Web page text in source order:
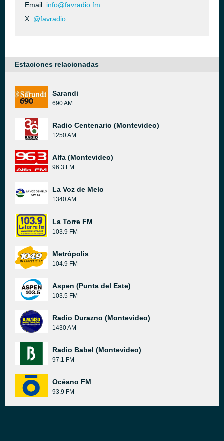
Email: info@favradio.fm
X: @favradio
Estaciones relacionadas
Sarandi
690 AM
Radio Centenario (Montevideo)
1250 AM
Alfa (Montevideo)
96.3 FM
La Voz de Melo
1340 AM
La Torre FM
103.9 FM
Metrópolis
104.9 FM
Aspen (Punta del Este)
103.5 FM
Radio Durazno (Montevideo)
1430 AM
Radio Babel (Montevideo)
97.1 FM
Océano FM
93.9 FM